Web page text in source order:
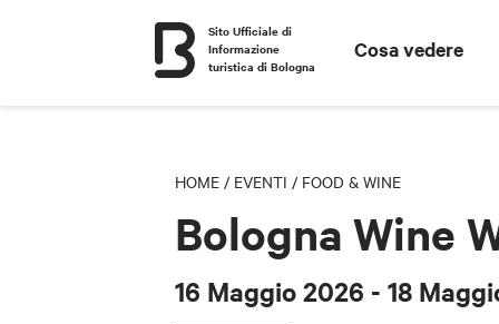
Sito Ufficiale di
Informazione
turistica di Bologna
Cosa vedere
HOME / EVENTI / FOOD & WINE
Bologna Wine
16 Maggio 2026 - 18